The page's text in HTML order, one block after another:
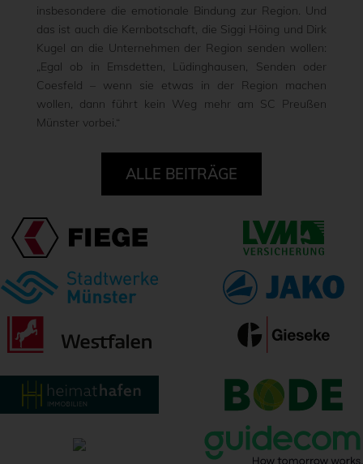
insbesondere die emotionale Bindung zur Region. Und
das ist auch die Kernbotschaft, die Siggi Höing und Dirk
Kugel an die Unternehmen der Region senden wollen:
„Egal ob in Emsdetten, Lüdinghausen, Senden oder
Coesfeld – wenn sie etwas in der Region machen
wollen, dann führt kein Weg mehr am SC Preußen
Münster vorbei.“
ALLE BEITRÄGE